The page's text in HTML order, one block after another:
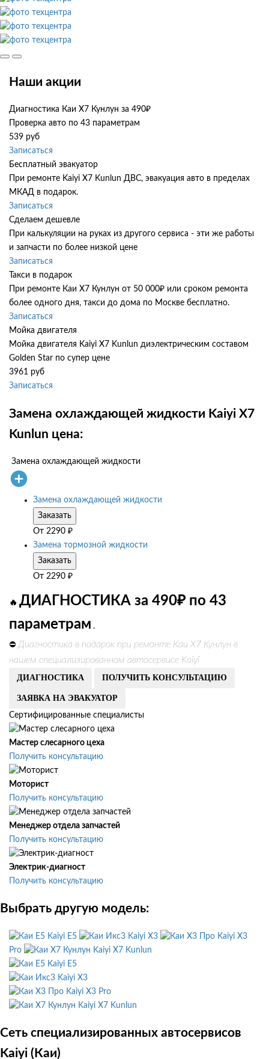
Наши акции
Диагностика Каи Х7 Кунлун за 490₽
Проверка авто по 43 параметрам
539 руб
Записаться
Бесплатный эвакуатор
При ремонте Kaiyi X7 Kunlun ДВС, эвакуация авто в пределах
МКАД в подарок.
Записаться
Сделаем дешевле
При калькуляции на руках из другого сервиса - эти же работы
и запчасти по более низкой цене
Записаться
Такси в подарок
При ремонте Каи Х7 Кунлун от 50 000₽ или сроком ремонта
более одного дня, такси до дома по Москве бесплатно.
Записаться
Мойка двигателя
Мойка двигателя Kaiyi X7 Kunlun диэлектрическим составом
Golden Star по супер цене
3961 руб
Записаться
Замена охлаждающей жидкости Kaiyi X7
Kunlun цена:
Замена охлаждающей жидкости
Замена охлаждающей жидкости
Заказать
От 2290 ₽
Замена тормозной жидкости
Заказать
От 2290 ₽
🔥 ДИАГНОСТИКА за 490₽ по 43
параметрам .
⛔ Диагностика в подарок при ремонте Каи Х7 Кунлун в
нашем специализированном автосервисе Kaiyi
ДИАГНОСТИКА ПОЛУЧИТЬ КОНСУЛЬТАЦИЮ
ЗАЯВКА НА ЭВАКУАТОР
Сертифицированные специалисты
Мастер слесарного цеха
Получить консультацию
Моторист
Получить консультацию
Менеджер отдела запчастей
Получить консультацию
Электрик-диагност
Получить консультацию
Выбрать другую модель:
Kaiyi E5 Kaiyi X3
Kaiyi X3
Pro
Kaiyi X7 Kunlun
Kaiyi E5
Kaiyi X3
Kaiyi X3 Pro
Kaiyi X7 Kunlun
Сеть специализированных автосервисов
Kaiyi (Каи)